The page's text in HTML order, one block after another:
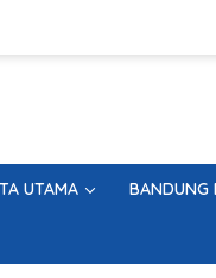
UTAMA BANDUNG